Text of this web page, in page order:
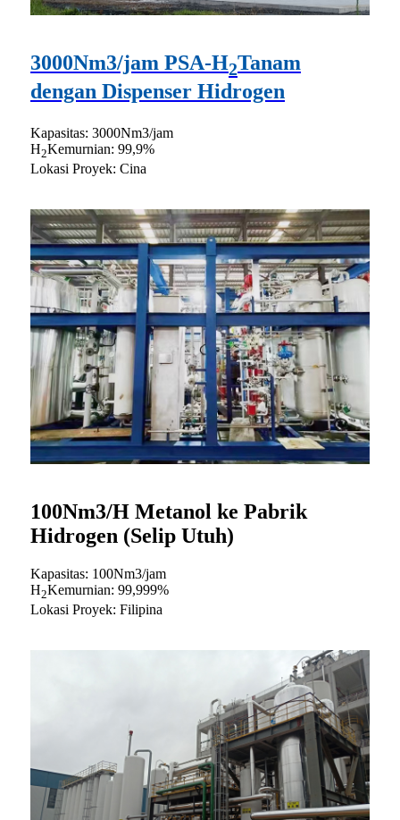
3000Nm3/jam PSA-H2Tanam
dengan Dispenser Hidrogen
Kapasitas: 3000Nm3/jam
H2Kemurnian: 99,9%
Lokasi Proyek: Cina
100Nm3/H Metanol ke Pabrik
Hidrogen (Selip Utuh)
Kapasitas: 100Nm3/jam
H2Kemurnian: 99,999%
Lokasi Proyek: Filipina